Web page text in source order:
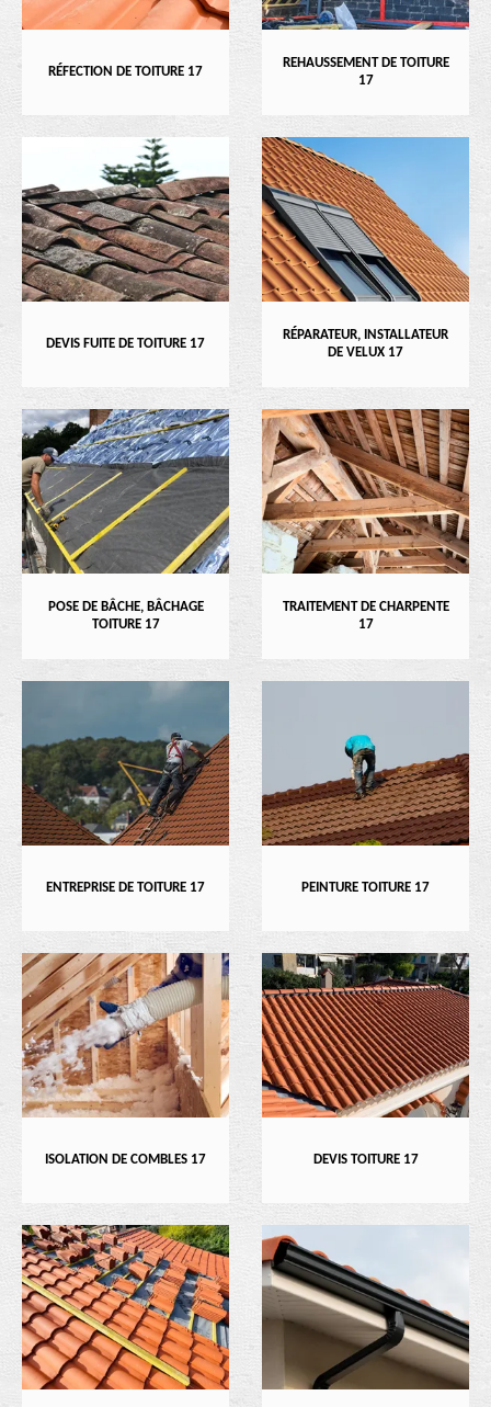
RÉFECTION DE TOITURE 17
REHAUSSEMENT DE TOITURE
17
DEVIS FUITE DE TOITURE 17
RÉPARATEUR, INSTALLATEUR
DE VELUX 17
POSE DE BÂCHE, BÂCHAGE
TOITURE 17
TRAITEMENT DE CHARPENTE
17
ENTREPRISE DE TOITURE 17 PEINTURE TOITURE 17
ISOLATION DE COMBLES 17 DEVIS TOITURE 17